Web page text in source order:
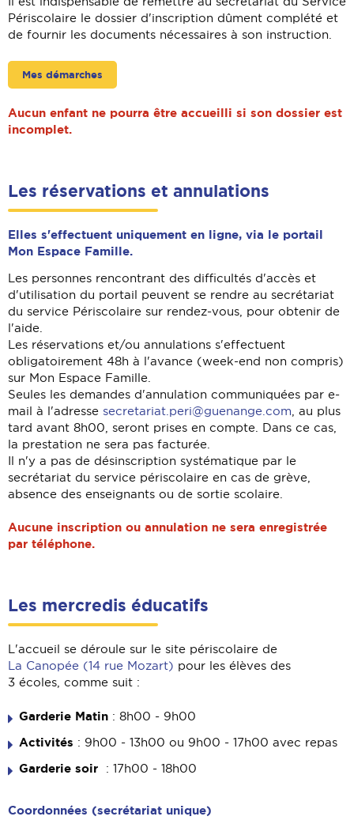
Périscolaire le dossier d'inscription dûment complété et
de fournir les documents nécessaires à son instruction.
Mes démarches
Aucun enfant ne pourra être accueilli si son dossier est
incomplet.
Les réservations et annulations
Elles s'effectuent uniquement en ligne, via le portail
Mon Espace Famille.
Les personnes rencontrant des difficultés d'accès et
d'utilisation du portail peuvent se rendre au secrétariat
du service Périscolaire sur rendez-vous, pour obtenir de
l'aide.
Les réservations et/ou annulations s'effectuent
obligatoirement 48h à l'avance (week-end non compris)
sur Mon Espace Famille.
Seules les demandes d'annulation communiquées par e-
mail à l'adresse secretariat.peri@guenange.com, au plus
tard avant 8h00, seront prises en compte. Dans ce cas,
la prestation ne sera pas facturée.
Il n'y a pas de désinscription systématique par le
secrétariat du service périscolaire en cas de grève,
absence des enseignants ou de sortie scolaire.
Aucune inscription ou annulation ne sera enregistrée
par téléphone.
Les mercredis éducatifs
L'accueil se déroule sur le site périscolaire de
La Canopée (14 rue Mozart) pour les élèves des
3 écoles, comme suit :
Garderie Matin : 8h00 - 9h00
Activités : 9h00 - 13h00 ou 9h00 - 17h00 avec repas
Garderie soir : 17h00 - 18h00
Coordonnées (secrétariat unique)